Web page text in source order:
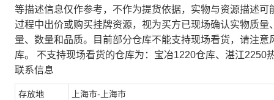
等描述信息仅作参考，不作为提货依据，实物与资源描述
过程中出价或购买挂牌资源，视为买方已现场确认实物质
量、数量和品质。目前部分仓库不能支持现场看货，请注
库。 不支持现场看货的仓库为：宝冶1220仓库、湛江2250
联系信息
存放地 上海市-上海市